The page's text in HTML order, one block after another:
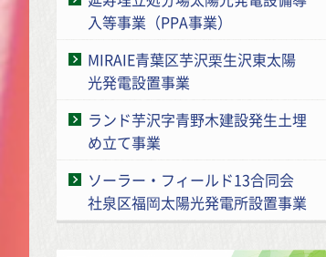
入等事業（PPA事業）
MIRAIE青葉区芋沢栗生沢東太陽
光発電設置事業
ランド芋沢字青野木建設発生土埋
め立て事業
ソーラー・フィールド13合同会
社泉区福岡太陽光発電所設置事業